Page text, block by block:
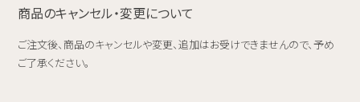
商品のキャンセル・変更について
ご注文後、商品のキャンセルや変更、追加はお受けできませんので、予め
ご了承ください。